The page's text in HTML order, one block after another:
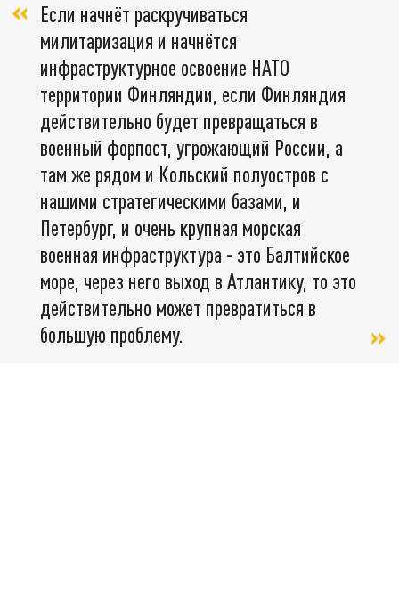
Если начнёт раскручиваться
милитаризация и начнётся
инфраструктурное освоение НАТО
территории Финляндии, если Финляндия
действительно будет превращаться в
военный форпост, угрожающий России, а
там же рядом и Кольский полуостров с
нашими стратегическими базами, и
Петербург, и очень крупная морская
военная инфраструктура - это Балтийское
море, через него выход в Атлантику, то это
действительно может превратиться в
большую проблему.